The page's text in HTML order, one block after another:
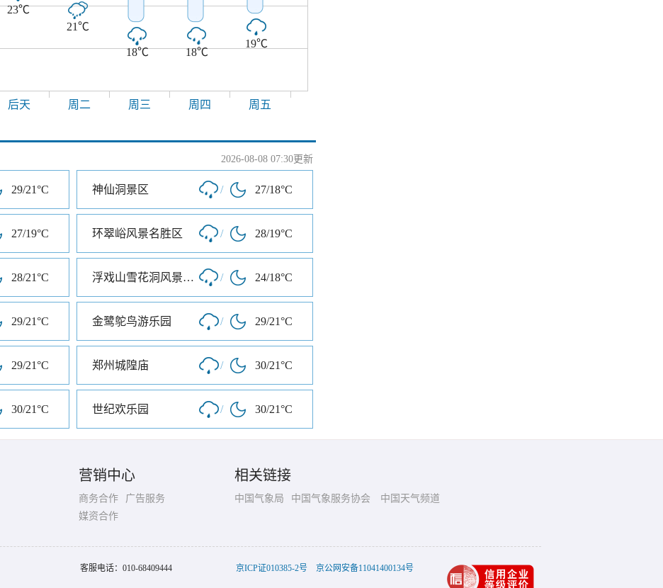
23℃
21℃
18℃ 18℃
19℃
后天 周二 周三 周四 周五
2026-08-08 07:30更新
29/21°C 神仙洞景区 / 27/18°C
27/19°C 环翠峪风景名胜区 / 28/19°C
28/21°C 浮戏山雪花洞风景名胜区 / 24/18°C
29/21°C 金鹭鸵鸟游乐园 / 29/21°C
29/21°C 郑州城隍庙 / 30/21°C
30/21°C 世纪欢乐园 / 30/21°C
营销中心
商务合作
广告服务
媒资合作
相关链接
中国气象局 中国气象服务协会 中国天气频道
客服电话： 010-68409444 京ICP证010385-2号 京公网安备11041400134号